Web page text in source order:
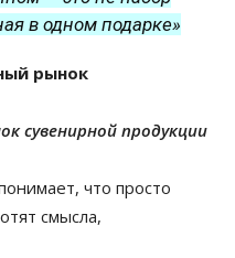
в одном подарке»
рынок
сувенирной продукции
что просто
смысла,